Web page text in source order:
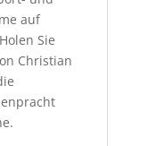
auf
Sie
Christian